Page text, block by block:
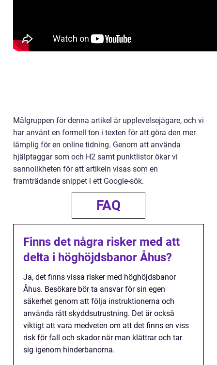
Målgruppen för denna artikel är upplevelsejägare, och vi
har använt en formell ton i texten för att göra den mer
lämplig för en online tidning. Genom att använda
hjälptaggar som och H2 samt punktlistor ökar vi
sannolikheten för att artikeln visas som en
framträdande snippet i ett Google-sök.
FAQ
Finns det några risker med att
delta i höghöjdsbanor Åhus?
Ja, det finns vissa risker med höghöjdsbanor
Åhus. Besökare bör ta ansvar för sin egen
säkerhet genom att följa instruktionerna och
använda rätt skyddsutrustning. Det är också
viktigt att vara medveten om att det finns en viss
risk för fall och skador när man klättrar och tar
sig igenom hinderbanorna.